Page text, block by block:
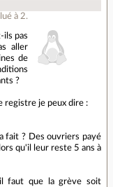
à 2.
ils pas
aller
de
?
registre je peux dire :
fait ? Des ouvriers payé
qu'il leur reste 5 ans à
faut que la grève soit